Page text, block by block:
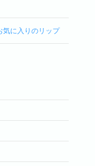
気に入りのリップ